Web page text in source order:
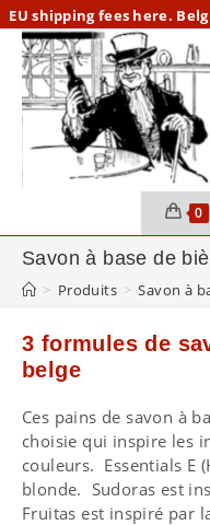
Skip
to
content
EUshipping fees here.
0
Savon à base de
> Produits > Savon à
3 formules de
belge
Ces pains de savon à
choisie qui inspire les
couleurs. Essentials E
blonde. Sudoras est
Fruitas est inspiré par